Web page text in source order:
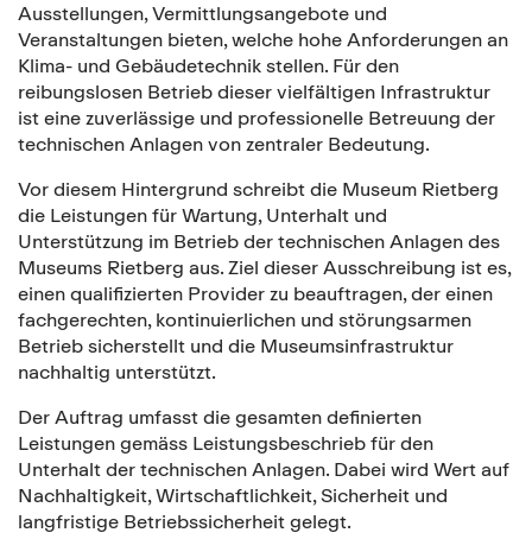
Ausstellungen, Vermittlungsangebote und
Veranstaltungen bieten, welche hohe Anforderungen an
Klima- und Gebäudetechnik stellen. Für den
reibungslosen Betrieb dieser vielfältigen Infrastruktur
ist eine zuverlässige und professionelle Betreuung der
technischen Anlagen von zentraler Bedeutung.
Vor diesem Hintergrund schreibt die Museum Rietberg
die Leistungen für Wartung, Unterhalt und
Unterstützung im Betrieb der technischen Anlagen des
Museums Rietberg aus. Ziel dieser Ausschreibung ist es,
einen qualifizierten Provider zu beauftragen, der einen
fachgerechten, kontinuierlichen und störungsarmen
Betrieb sicherstellt und die Museumsinfrastruktur
nachhaltig unterstützt.
Der Auftrag umfasst die gesamten definierten
Leistungen gemäss Leistungsbeschrieb für den
Unterhalt der technischen Anlagen. Dabei wird Wert auf
Nachhaltigkeit, Wirtschaftlichkeit, Sicherheit und
langfristige Betriebssicherheit gelegt.